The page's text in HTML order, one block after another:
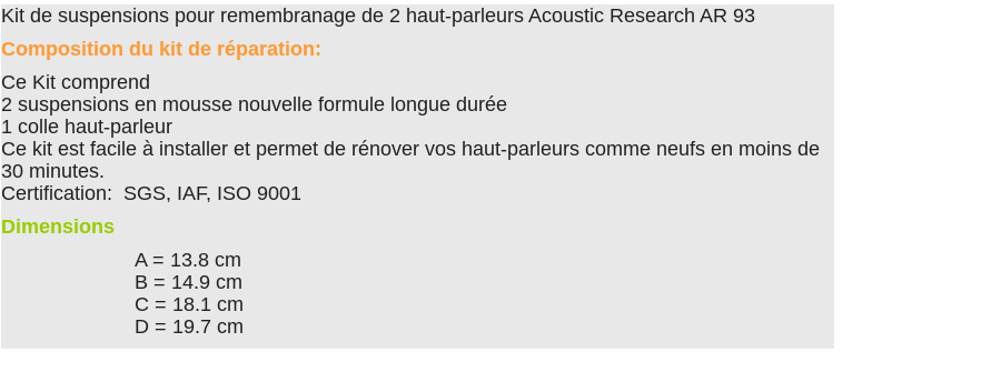
Kit de suspensions pour remembranage de 2 haut-parleurs Acoustic Research AR 93
Composition du kit de réparation:
Ce Kit comprend
2 suspensions en mousse nouvelle formule longue durée
1 colle haut-parleur
Ce kit est facile à installer et permet de rénover vos haut-parleurs comme neufs en moins de
30 minutes.
Certification: SGS, IAF, ISO 9001
Dimensions
A = 13.8 cm
B = 14.9 cm
C = 18.1 cm
D = 19.7 cm